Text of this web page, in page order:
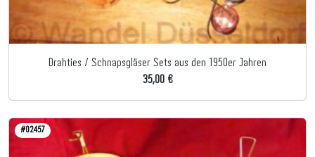
Drahties / Schnapsgläser Sets aus den 1950er Jahren
35,00 €
#02457